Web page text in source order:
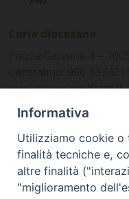
www.diocesimolfetta.it
Ufficio
Piazza Giovene 4 –
Informativa
Utilizziamo cookie o
finalità tecniche e,
altre finalità
"miglioramento